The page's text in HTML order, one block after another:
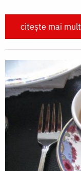
citește mai mult